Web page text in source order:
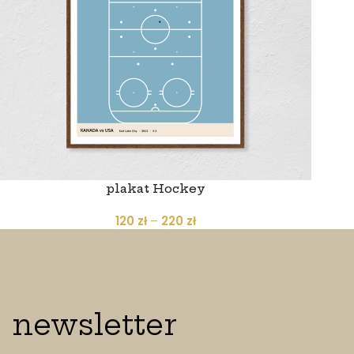
plakat Hockey
120 zł – 220 zł
newsletter